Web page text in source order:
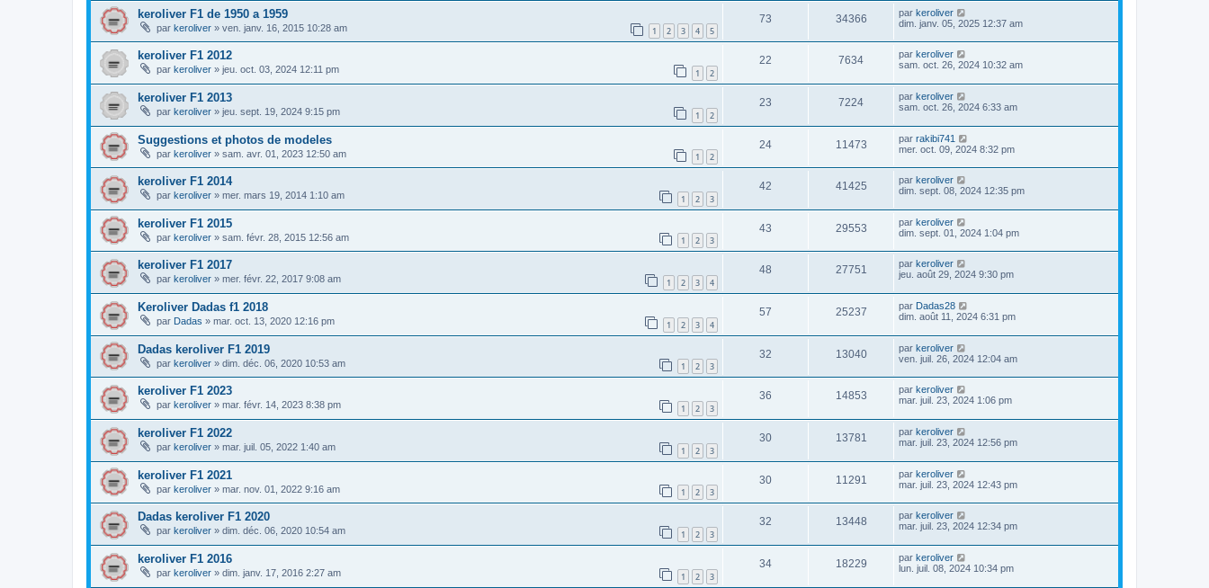
keroliver F1 de 1950 a 1959
par keroliver » ven. janv. 16, 2015 10:28 am 1 2 3 4 5
73 34366 par keroliver
dim. janv. 05, 2025 12:37 am
keroliver F1 2012
par keroliver » jeu. oct. 03, 2024 12:11 pm 1 2
22 7634 par keroliver
sam. oct. 26, 2024 10:32 am
keroliver F1 2013
par keroliver » jeu. sept. 19, 2024 9:15 pm 1 2
23 7224 par keroliver
sam. oct. 26, 2024 6:33 am
Suggestions et photos de modeles
par keroliver » sam. avr. 01, 2023 12:50 am 1 2
24 11473 par rakibi741
mer. oct. 09, 2024 8:32 pm
keroliver F1 2014
par keroliver » mer. mars 19, 2014 1:10 am 1 2 3
42 41425 par keroliver
dim. sept. 08, 2024 12:35 pm
keroliver F1 2015
par keroliver » sam. févr. 28, 2015 12:56 am 1 2 3
43 29553 par keroliver
dim. sept. 01, 2024 1:04 pm
keroliver F1 2017
par keroliver » mer. févr. 22, 2017 9:08 am 1 2 3 4
48 27751 par keroliver
jeu. août 29, 2024 9:30 pm
Keroliver Dadas f1 2018
par Dadas » mar. oct. 13, 2020 12:16 pm 1 2 3 4
57 25237 par Dadas28
dim. août 11, 2024 6:31 pm
Dadas keroliver F1 2019
par keroliver » dim. déc. 06, 2020 10:53 am 1 2 3
32 13040 par keroliver
ven. juil. 26, 2024 12:04 am
keroliver F1 2023
par keroliver » mar. févr. 14, 2023 8:38 pm 1 2 3
36 14853 par keroliver
mar. juil. 23, 2024 1:06 pm
keroliver F1 2022
par keroliver » mar. juil. 05, 2022 1:40 am 1 2 3
30 13781 par keroliver
mar. juil. 23, 2024 12:56 pm
keroliver F1 2021
par keroliver » mar. nov. 01, 2022 9:16 am 1 2 3
30 11291 par keroliver
mar. juil. 23, 2024 12:43 pm
Dadas keroliver F1 2020
par keroliver » dim. déc. 06, 2020 10:54 am 1 2 3
32 13448 par keroliver
mar. juil. 23, 2024 12:34 pm
keroliver F1 2016
par keroliver » dim. janv. 17, 2016 2:27 am 1 2 3
34 18229 par keroliver
lun. juil. 08, 2024 10:34 pm